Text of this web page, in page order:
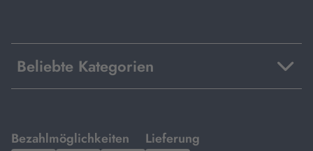
Beliebte Kategorien
Bezahlmöglichkeiten
mit
Lieferung
mit